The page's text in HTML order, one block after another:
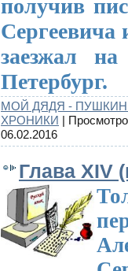
получив
Сергеевича
заезжал
Петербург.
МОЙ ДЯДЯ -
ХРОНИКИ |
06.02.2016
Глава XIV